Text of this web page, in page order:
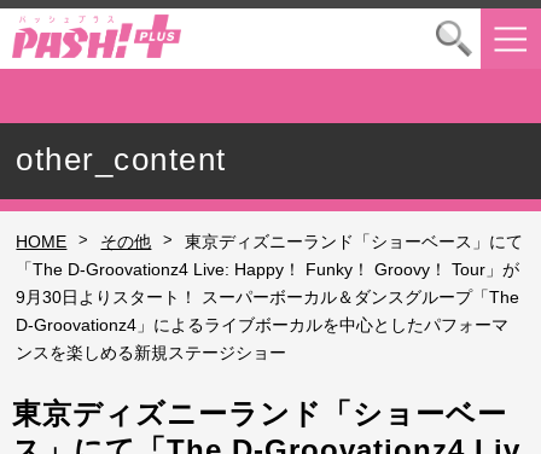
other_content
HOME > その他 >
東京ディズニーランド「ショーベース」にて
「The D-Groovationz4 Live: Happy！ Funky！ Groovy！ Tour」が
9月30日よりスタート！ スーパーボーカル＆ダンスグループ「The
D-Groovationz4」によるライブボーカルを中心としたパフォーマ
ンスを楽しめる新規ステージショー
東京ディズニーランド「ショーベー